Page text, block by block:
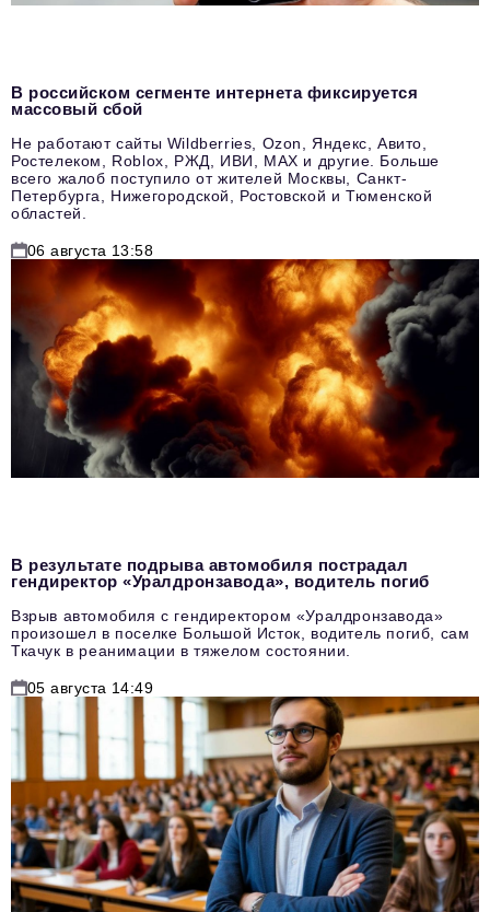
В российском сегменте интернета фиксируется
массовый сбой
Не работают сайты Wildberries, Ozon, Яндекс, Авито,
Ростелеком, Roblox, РЖД, ИВИ, MAX и другие. Больше
всего жалоб поступило от жителей Москвы, Санкт-
Петербурга, Нижегородской, Ростовской и Тюменской
областей.
06 августа 13:58
В результате подрыва автомобиля пострадал
гендиректор «Уралдронзавода», водитель погиб
Взрыв автомобиля с гендиректором «Уралдронзавода»
произошел в поселке Большой Исток, водитель погиб, сам
Ткачук в реанимации в тяжелом состоянии.
05 августа 14:49